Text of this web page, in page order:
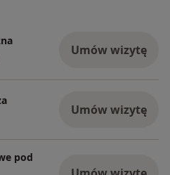
Umów wizytę
Umów wizytę
pod